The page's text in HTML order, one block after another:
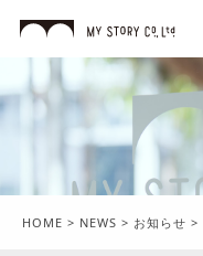
HOME > NEWS > お知らせ >